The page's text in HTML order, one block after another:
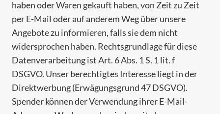
haben oder Waren gekauft haben, von Zeit zu Zeit
per E-Mail oder auf anderem Weg über unsere
Angebote zu informieren, falls sie dem nicht
widersprochen haben. Rechtsgrundlage für diese
Datenverarbeitung ist Art. 6 Abs. 1 S. 1 lit. f
DSGVO. Unser berechtigtes Interesse liegt in der
Direktwerbung (Erwägungsgrund 47 DSGVO).
Spender können der Verwendung ihrer E-Mail-